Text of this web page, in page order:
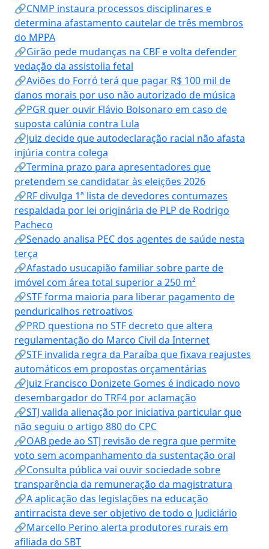
🔗CNMP instaura processos disciplinares e
determina afastamento cautelar de três membros
do MPPA
🔗Girão pede mudanças na CBF e volta defender
vedação da assistolia fetal
🔗Aviões do Forró terá que pagar R$ 100 mil de
danos morais por uso não autorizado de música
🔗PGR quer ouvir Flávio Bolsonaro em caso de
suposta calúnia contra Lula
🔗Juiz decide que autodeclaração racial não afasta
injúria contra colega
🔗Termina prazo para apresentadores que
pretendem se candidatar às eleições 2026
🔗RF divulga 1ª lista de devedores contumazes
respaldada por lei originária de PLP de Rodrigo
Pacheco
🔗Senado analisa PEC dos agentes de saúde nesta
terça
🔗Afastado usucapião familiar sobre parte de
imóvel com área total superior a 250 m²
🔗STF forma maioria para liberar pagamento de
penduricalhos retroativos
🔗PRD questiona no STF decreto que altera
regulamentação do Marco Civil da Internet
🔗STF invalida regra da Paraíba que fixava reajustes
automáticos em propostas orçamentárias
🔗Juiz Francisco Donizete Gomes é indicado novo
desembargador do TRF4 por aclamação
🔗STJ valida alienação por iniciativa particular que
não seguiu o artigo 880 do CPC
🔗OAB pede ao STJ revisão de regra que permite
voto sem acompanhamento da sustentação oral
🔗Consulta pública vai ouvir sociedade sobre
transparência da remuneração da magistratura
🔗A aplicação das legislações na educação
antirracista deve ser objetivo de todo o Judiciário
🔗Marcello Perino alerta produtores rurais em
afiliada do SBT